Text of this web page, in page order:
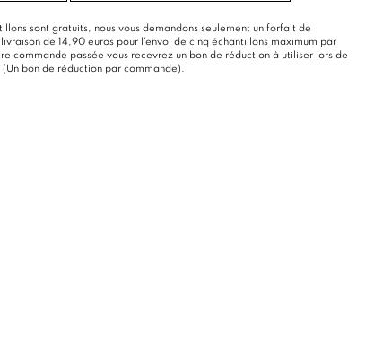
sont gratuits, nous vous demandons seulement un forfait de
de 14,90 euros pour l'envoi de cinq échantillons maximum par
commande passée vous recevrez un bon de réduction à utiliser lors de
bon de réduction par commande).